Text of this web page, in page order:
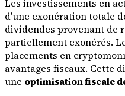
Les investissements en
d'une exonération totale
dividendes provenant de
partiellement exonérés.
placements en
avantages fiscaux. Cette
une optimisation fiscale